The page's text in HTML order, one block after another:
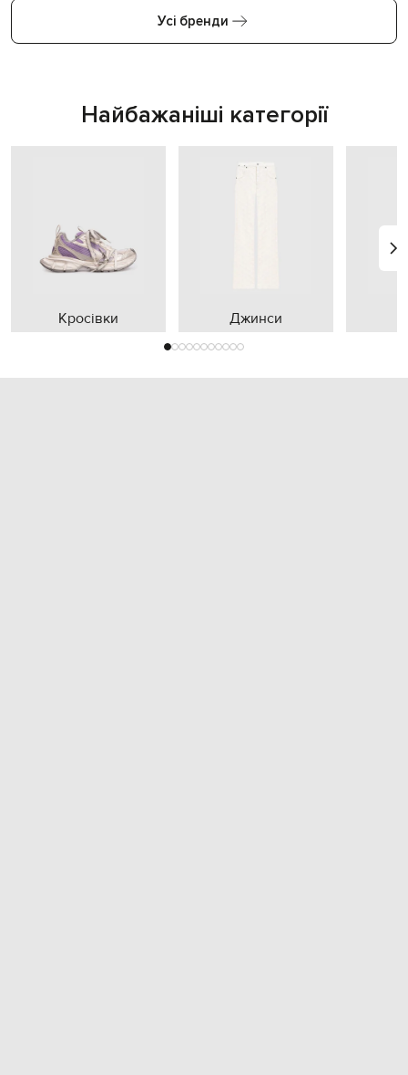
Усі бренди
Найбажаніші категорії
Кросівки Джинси